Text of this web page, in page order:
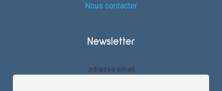
Nous contacter
Newsletter
adresse email